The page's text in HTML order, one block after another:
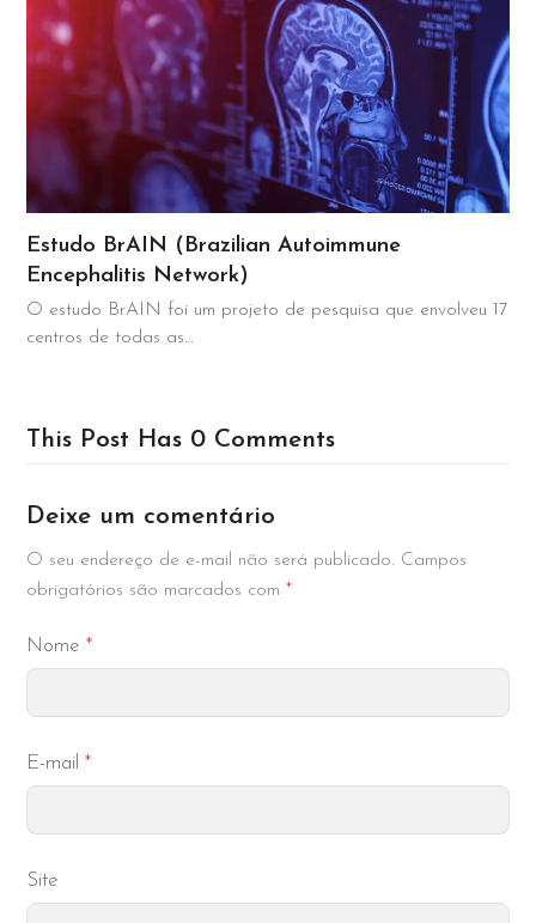
Estudo BrAIN (Brazilian Autoimmune
Encephalitis Network)
O estudo BrAIN foi um projeto de pesquisa que envolveu 17
centros de todas as…
This Post Has 0 Comments
Deixe um comentário
O seu endereço de e-mail não será publicado. Campos
obrigatórios são marcados com*
Nome*
E-mail*
Site